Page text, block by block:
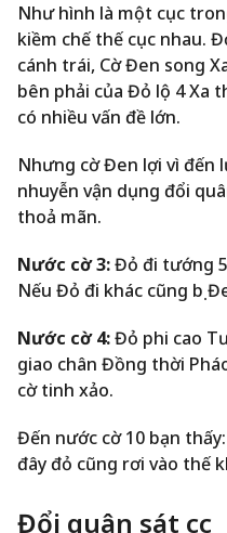
Như hình là một cục
kiềm chế thế cục nhau.
cánh trái, Cờ Đen song
bên phải của Đỏ lộ 4 Xa
có nhiều vấn đề lớn.
Nhưng cờ Đen lợi vì đến
nhuyễn vận dụng đổi
thoả mãn.
Nước cờ 3:Đỏ đi tướng
Nếu Đỏ đi khác cũng bị
Nước cờ 4:Đỏ phi cao
giao chân Đồng thời
cờ tinh xảo.
Đến nước cờ 10 bạn
đây đỏ cũng rơi vào thế
Đổi quân sát cục